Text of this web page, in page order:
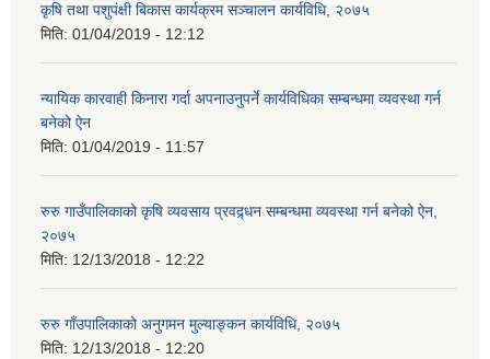
कृषि तथा पशुपंक्षी बिकास कार्यक्रम सञ्चालन कार्यविधि, २०७५
मिति: 01/04/2019 - 12:12
न्यायिक कारवाही किनारा गर्दा अपनाउनुपर्ने कार्यविधिका सम्बन्धमा व्यवस्था गर्न
बनेको ऐन
मिति: 01/04/2019 - 11:57
रुरु गाउँपालिकाको कृषि व्यवसाय प्रवद्र्धन सम्बन्धमा व्यवस्था गर्न बनेको ऐन,
२०७५
मिति: 12/13/2018 - 12:22
रुरु गाँउपालिकाको अनुगमन मुल्याङ्कन कार्यविधि, २०७५
मिति: 12/13/2018 - 12:20